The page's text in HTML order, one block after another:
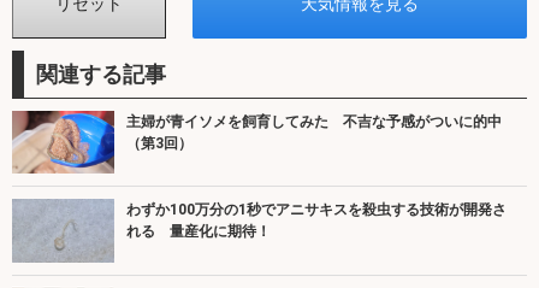
関連する記事
主婦が青イソメを飼育してみた 不吉な予感がついに的中
（第3回）
わずか100万分の1秒でアニサキスを殺虫する技術が開発さ
れる 量産化に期待！